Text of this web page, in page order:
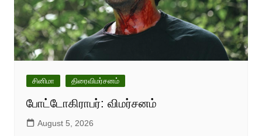
சினிமா திரைவிமர்சனம்
போட்டோகிராபர்: விமர்சனம்
August 5, 2026